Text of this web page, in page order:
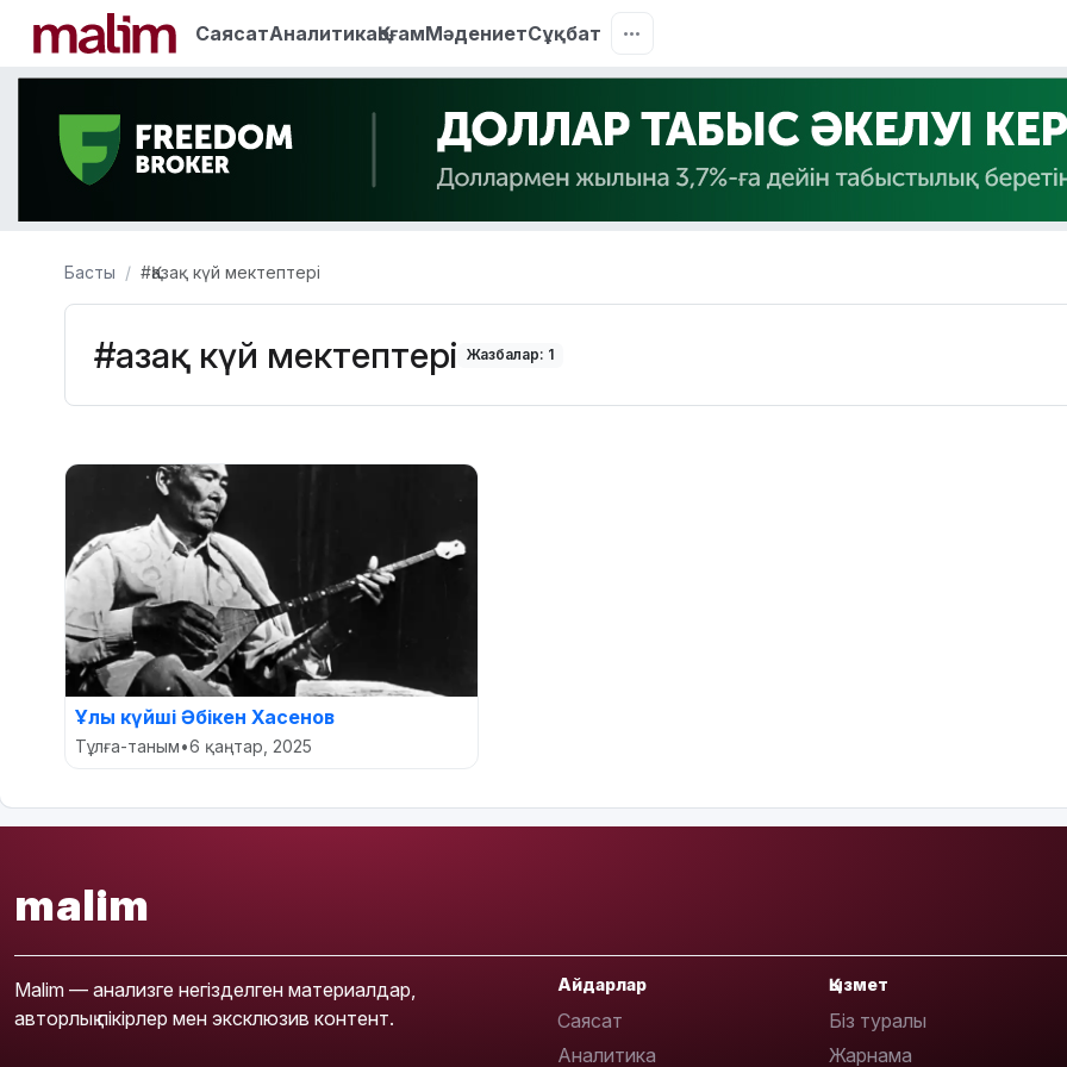
СаясатАналитикаҚоғамМәдениетСұқбат
Басты #Қазақ күй мектептері
#Қазақ күй мектептері Жазбалар: 1
Ұлы күйші Әбікен Хасенов
Тұлға-таным•6 қаңтар, 2025
malim
Malim — анализге негізделген материалдар,
авторлық пікірлер мен эксклюзив контент.
Айдарлар
Саясат
Аналитика
Қызмет
Біз туралы
Жарнама